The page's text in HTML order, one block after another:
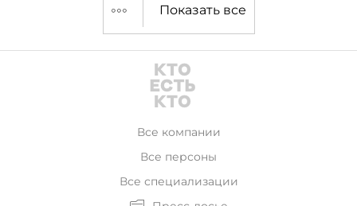
Показать все
Все компании
Все персоны
Все специализации